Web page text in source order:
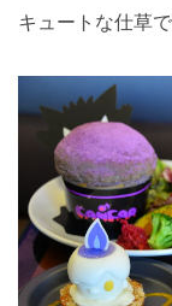
キュートな仕草